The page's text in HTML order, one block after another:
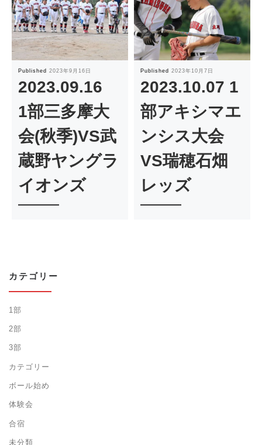
Published 2023年9月16日
2023.09.16
1部三多摩大
会(秋季)VS武
蔵野ヤングラ
イオンズ
Published 2023年10月7日
2023.10.07 1
部アキシマエ
ンシス大会
VS瑞穂石畑
レッズ
カテゴリー
1部
2部
3部
カテゴリー
ボール始め
体験会
合宿
未分類